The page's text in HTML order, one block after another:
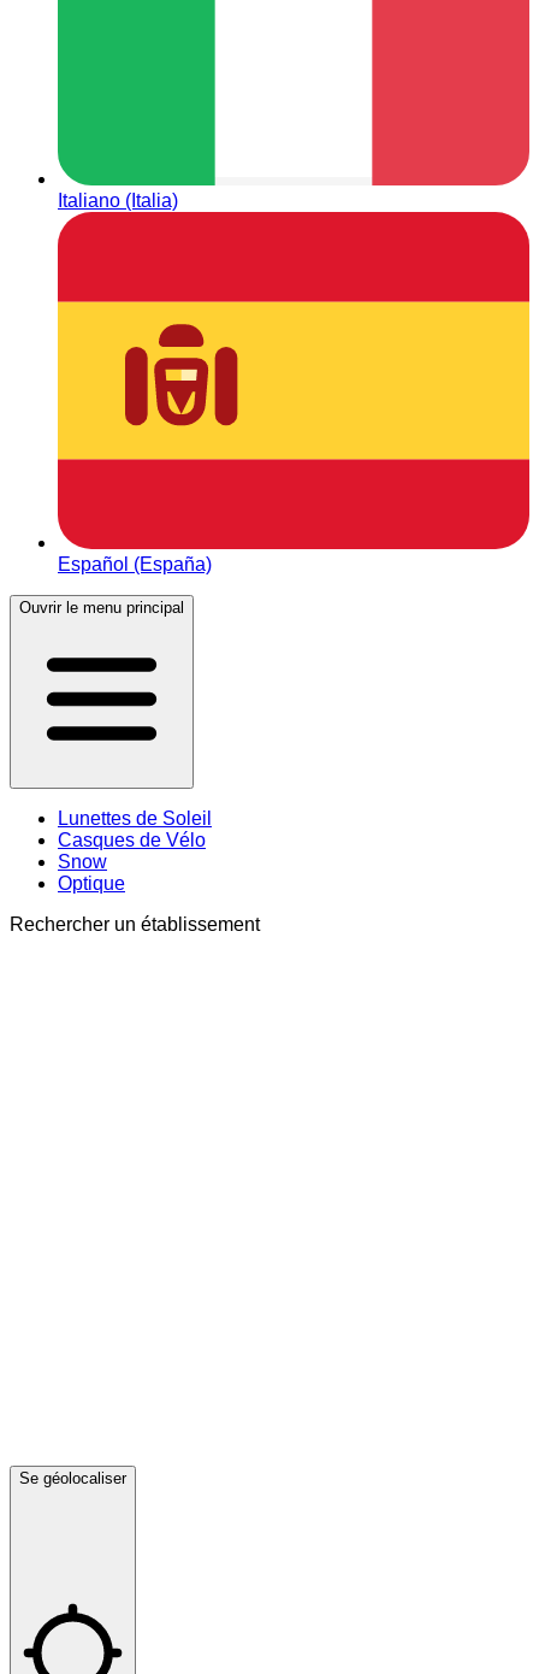
Italiano (Italia)
Español (España)
Ouvrir le menu principal
Lunettes de Soleil
Casques de Vélo
Snow
Optique
Rechercher un établissement
Se géolocaliser